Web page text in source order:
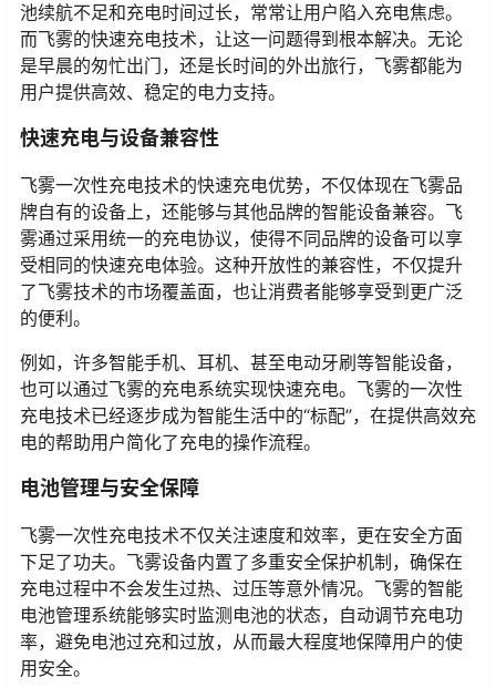
池续航不足和充电时间过长，常常让用户陷入充电焦虑。
而飞雾的快速充电技术，让这一问题得到根本解决。无论
是早晨的匆忙出门，还是长时间的外出旅行，飞雾都能为
用户提供高效、稳定的电力支持。
快速充电与设备兼容性
飞雾一次性充电技术的快速充电优势，不仅体现在飞雾品
牌自有的设备上，还能够与其他品牌的智能设备兼容。飞
雾通过采用统一的充电协议，使得不同品牌的设备可以享
受相同的快速充电体验。这种开放性的兼容性，不仅提升
了飞雾技术的市场覆盖面，也让消费者能够享受到更广泛
的便利。
例如，许多智能手机、耳机、甚至电动牙刷等智能设备，
也可以通过飞雾的充电系统实现快速充电。飞雾的一次性
充电技术已经逐步成为智能生活中的“标配”，在提供高效充
电的帮助用户简化了充电的操作流程。
电池管理与安全保障
飞雾一次性充电技术不仅关注速度和效率，更在安全方面
下足了功夫。飞雾设备内置了多重安全保护机制，确保在
充电过程中不会发生过热、过压等意外情况。飞雾的智能
电池管理系统能够实时监测电池的状态，自动调节充电功
率，避免电池过充和过放，从而最大程度地保障用户的使
用安全。